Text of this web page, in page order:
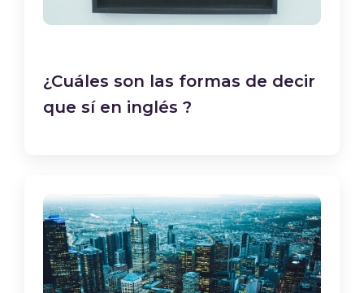
¿Cuáles son las formas de decir
que sí en inglés ?